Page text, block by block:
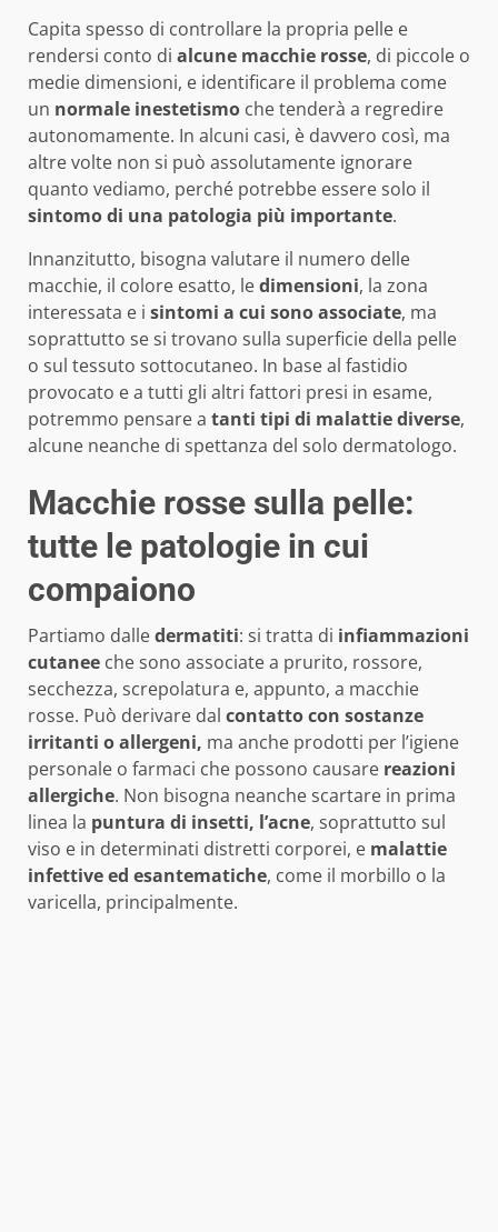
Capita spesso di controllare la propria pelle e
rendersi conto di alcune macchie rosse, di piccole o
medie dimensioni, e identificare il problema come
un normale inestetismo che tenderà a regredire
autonomamente. In alcuni casi, è davvero così, ma
altre volte non si può assolutamente ignorare
quanto vediamo, perché potrebbe essere solo il
sintomo di una patologia più importante.
Innanzitutto, bisogna valutare il numero delle
macchie, il colore esatto, ledimensioni, la zona
interessata e i sintomi a cui sono associate, ma
soprattutto se si trovano sulla superficie della pelle
o sul tessuto sottocutaneo. In base al fastidio
provocato e a tutti gli altri fattori presi in esame,
potremmo pensare a tanti tipi di malattie diverse,
alcune neanche di spettanza del solo dermatologo.
Macchie rosse sulla pelle:
tutte le patologie in cui
compaiono
Partiamo dalledermatiti: si tratta di infiammazioni
cutanee che sono associate a prurito, rossore,
secchezza, screpolatura e, appunto, a macchie
rosse. Può derivare dal contatto con sostanze
irritanti o allergeni, ma anche prodotti per l’igiene
personale o farmaci che possono causare reazioni
allergiche. Non bisogna neanche scartare in prima
linea la puntura di insetti, l’acne, soprattutto sul
viso e in determinati distretti corporei, e malattie
infettive ed esantematiche, come il morbillo o la
varicella, principalmente.